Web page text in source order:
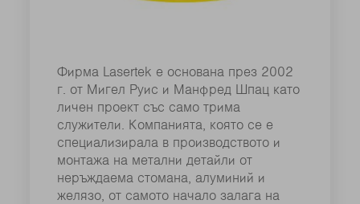
Фирма Lasertek е основана през 2002
г. от Мигел Руис и Манфред Шпац като
личен проект със само трима
служители. Компанията, която се е
специализирала в производството и
монтажа на метални детайли от
неръждаема стомана, алуминий и
желязо, от самото начало залага на